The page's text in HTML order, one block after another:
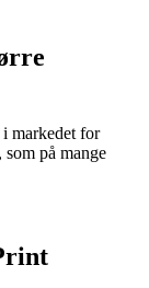
markedet for
på mange